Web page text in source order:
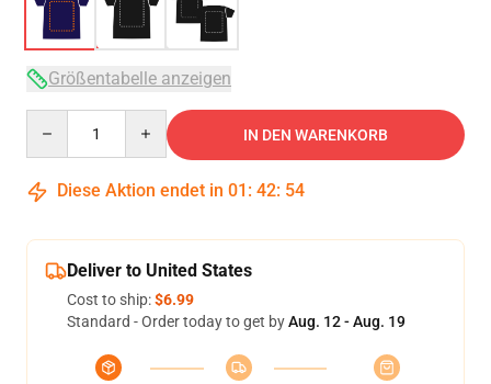
Größentabelle anzeigen
IN DEN WARENKORB
Diese Aktion endet in 01 : 42: 54
Deliver to United States
Cost to ship:$6.99
Standard - Order today to get byAug. 12 - Aug. 19